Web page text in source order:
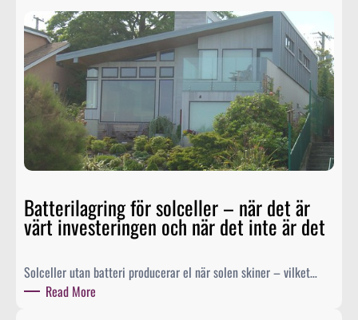
n
n
e
h
å
l
l
s
s
r
a
t
g
Batterilagring för solceller – när det är
värt investeringen och när det inte är det
Solceller utan batteri producerar el när solen skiner – vilket…
Read More